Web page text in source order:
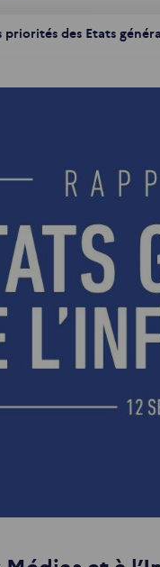
des Etats